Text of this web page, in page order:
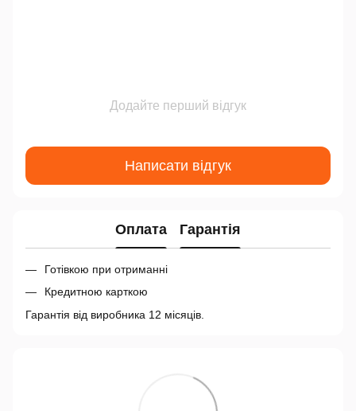
Додайте перший відгук
Написати відгук
Оплата Гарантія
Готівкою при отриманні
Кредитною карткою
Гарантія від виробника 12 місяців.